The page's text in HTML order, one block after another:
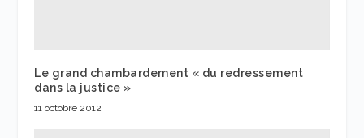
Le grand chambardement « du redressement
dans la justice »
11 octobre 2012